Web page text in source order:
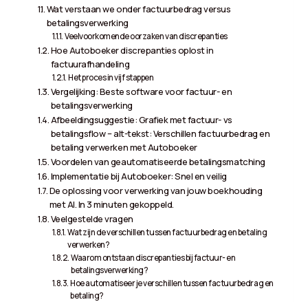
Wat verstaan we onder factuurbedrag versus
betalingsverwerking
Veelvoorkomende oorzaken van discrepanties
Hoe Autoboeker discrepanties oplost in
factuurafhandeling
Het proces in vijf stappen
Vergelijking: Beste software voor factuur- en
betalingsverwerking
Afbeeldingsuggestie: Grafiek met factuur- vs
betalingsflow – alt-tekst: Verschillen factuurbedrag en
betaling verwerken met Autoboeker
Voordelen van geautomatiseerde betalingsmatching
Implementatie bij Autoboeker: Snel en veilig
De oplossing voor verwerking van jouw boekhouding
met AI. In 3 minuten gekoppeld.
Veelgestelde vragen
Wat zijn de verschillen tussen factuurbedrag en betaling
verwerken?
Waarom ontstaan discrepanties bij factuur- en
betalingsverwerking?
Hoe automatiseer je verschillen tussen factuurbedrag en
betaling?